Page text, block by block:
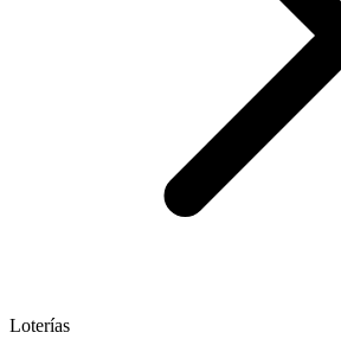
Loterías